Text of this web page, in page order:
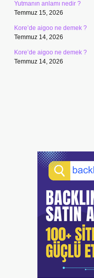
Yutmanın anlamı nedir ?
Temmuz 15, 2026
Kore’de aigoo ne demek ?
Temmuz 14, 2026
Kore’de aigoo ne demek ?
Temmuz 14, 2026